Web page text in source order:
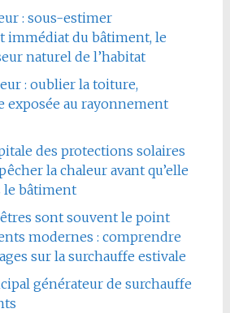
: sous-estimer
immédiat du bâtiment, le
naturel de l’habitat
: oublier la toiture,
exposée au rayonnement
des protections solaires
la chaleur avant qu’elle
le bâtiment
sont souvent le point
modernes : comprendre
sur la surchauffe estivale
générateur de surchauffe